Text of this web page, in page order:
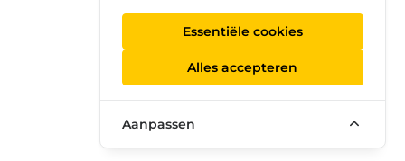
Essentiële cookies
Alles accepteren
Aanpassen